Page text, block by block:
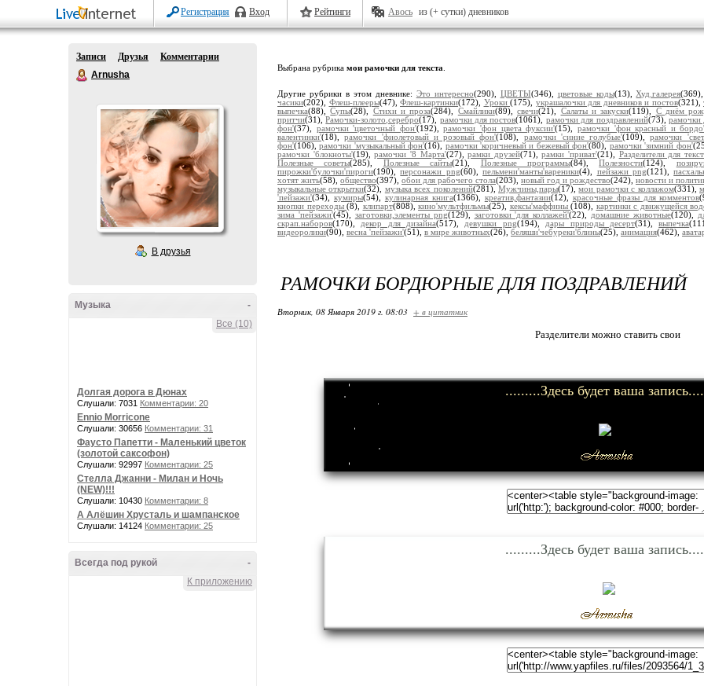
Регистрация Вход Рейтинги Авось из (+ сутки) дневников
Записи Друзья
Комментарии
Arnusha
В друзья
-
Музыка
Все (10)
Долгая дорога в Дюнах
Слушали: 7031 Комментарии: 20
Ennio Morricone
Слушали: 30656 Комментарии: 31
Фаусто Папетти - Маленький цветок
(золотой саксофон)
Слушали: 92997 Комментарии: 25
Стелла Джанни - Милан и Ночь
(NEW)!!!
Слушали: 10430 Комментарии: 8
А Алёшин Хрусталь и шампанское
Слушали: 14124 Комментарии: 25
-
Всегда под рукой
К приложению
Выбрана рубрика мои рамочки для текста
Другие рубрики в этом дневнике: Это интересно(290), ЦВЕТЫ(346), цветовые коды(13),Худ.галерея
часики(202), Флеш-плееры(47), Флеш-картинки(172), Уроки (175), украшалочки для дневников и постов(321),
выпечка(88),Супы(28), Стихи и проза(284), Смайлики(89),свечи(21), Салаты и закуски(119), С днём
притчи(31),Рамочки-золото,серебро(17), рамочки для постов(1061), рамочки для поздравлений(73), рамочки
фон'(37), рамочки 'цветочный фон'(192),рамочки 'фон цвета фуксии'(15), рамочки 'фон красный и
валентинки'(18),рамочки 'фиолетовый и розовый фон'(108), рамочки 'синие голубые'(109),рамочки
фон'(106),рамочки 'музыкальный фон'(16), рамочки 'коричневый и бежевый фон'(80), рамочки 'зимний фон'
рамочки 'блокноты'(19),рамочки '8 Марта'(27),рамки друзей(71),рамки 'приват'(21), Разделители для
Полезные советы(285), Полезные сайты(21), Полезные программы(84),Полезности(124),
пирожки'булочки'пироги(190),персонажи png(60),пельмени'манты'вареники(4), пейзажи png(121),
хотят жить(58), общество(397), обои для рабочего стола(203), новый год и рождество(242), новости и
музыкальные открытки(32), музыка всех поколений(281),Мужчины,пары(17),мои рамочки с коллажом(331),
'пейзажи'(34), кумиры(54), кулинарная книга(1366), креатив,фантазии(12), красочные фразы для комментов
кнопки переходы (8), клипарт(808), кино'мультфильмы(25), кексы'маффины (108), картинки с движущейся
зима 'пейзажи'(45), заготовки,элементы png(129), заготовки 'для коллажей'(22), домашние животные(120),
скрап.наборов(170), декор для дизайна(517), девушки png(194), дары природы десерт(31),выпечка
видеоролики(90), весна 'пейзажи'(51), в мире животных(26), беляши'чебуреки'блины(25), анимация(462),
РАМОЧКИ БОРДЮРНЫЕ ДЛЯ ПОЗДРАВЛЕНИЙ
Вторник, 08 Января 2019 г. 08:03 + в цитатник
Разделители можно ставить свои
.........Здесь будет ваша
.........Здесь будет ваша